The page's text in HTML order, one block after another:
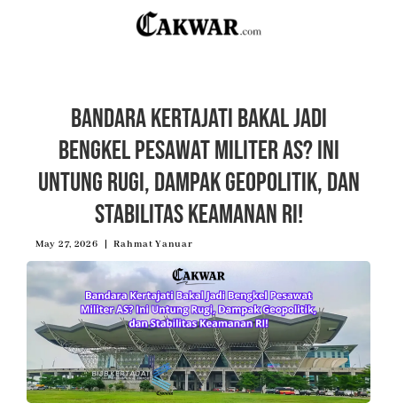
Bandara Kertajati Bakal Jadi
Bengkel Pesawat Militer AS? Ini
Untung Rugi, Dampak Geopolitik, dan
Stabilitas Keamanan RI!
May 27, 2026 Rahmat Yanuar